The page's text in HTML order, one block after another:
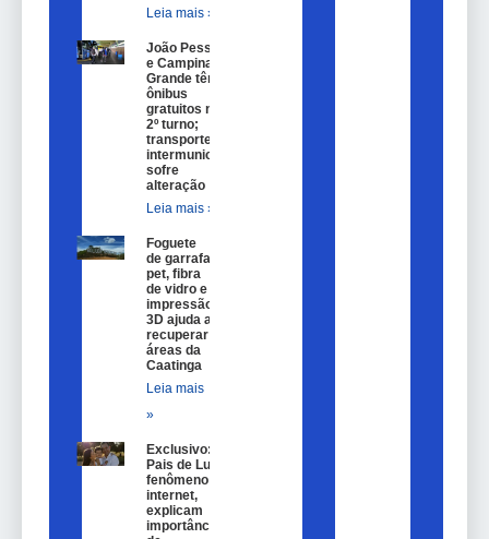
Leia mais »
João Pessoa
e Campina
Grande têm
ônibus
gratuitos no
2º turno;
transporte
intermunicipal
sofre
alteração
Leia mais »
Foguete
de garrafa
pet, fibra
de vidro e
impressão
3D ajuda a
recuperar
áreas da
Caatinga
Leia mais
»
Exclusivo:
Pais de Lulu,
fenômeno na
internet,
explicam
importância